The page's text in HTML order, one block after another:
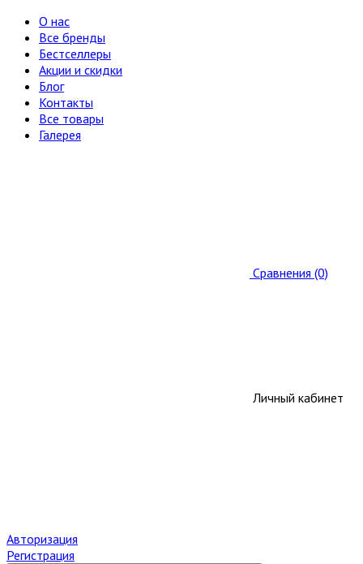
О нас
Все бренды
Бестселлеры
Акции и скидки
Блог
Контакты
Все товары
Галерея
Сравнения (0)
Личный кабинет
Авторизация
Регистрация